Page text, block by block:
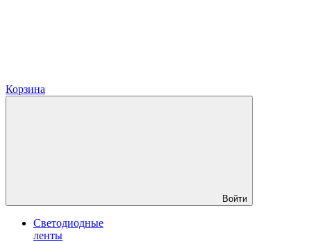
Корзина
Войти
Светодиодные
ленты